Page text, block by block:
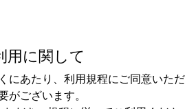
用に関して
にあたり、利用規程にご同意いただ
がございます。